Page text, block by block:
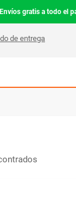
Envíos gratis a todo el